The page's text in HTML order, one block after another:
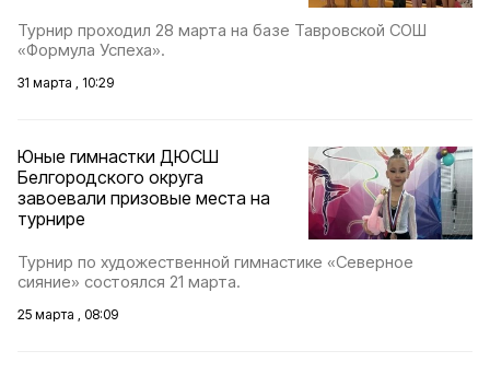
Турнир проходил 28 марта на базе Тавровской СОШ
«Формула Успеха».
31 марта , 10:29
Юные гимнастки ДЮСШ
Белгородского округа
завоевали призовые места на
турнире
Турнир по художественной гимнастике «Северное
сияние» состоялся 21 марта.
25 марта , 08:09